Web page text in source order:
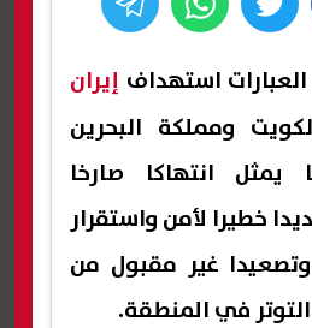
استهداف إيران
ومملكة البحرين
يمثل انتهاكا صارخا
خطيرا لأمن واستقرار
غير مقبول من
في المنطقة.